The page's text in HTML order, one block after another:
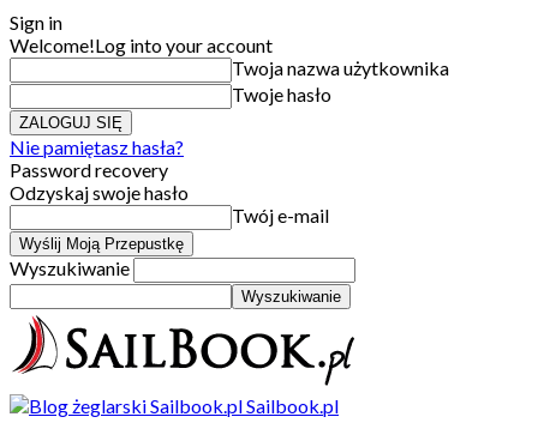
Sign in
Welcome!Log into your account
Twoja nazwa użytkownika
Twoje hasło
Nie pamiętasz hasła?
Password recovery
Odzyskaj swoje hasło
Twój e-mail
Wyszukiwanie
Sailbook.pl